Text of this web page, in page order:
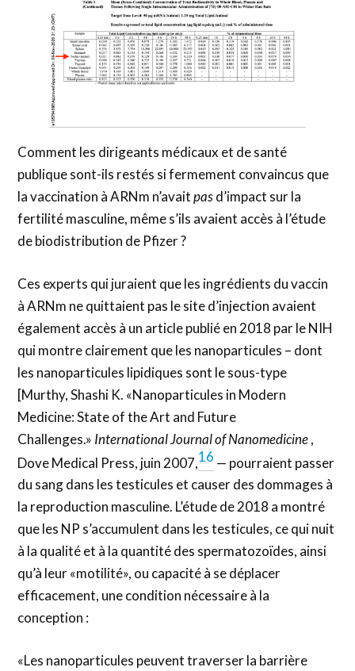
Comment les dirigeants médicaux et de santé
publique sont-ils restés si fermement convaincus que
la vaccination à ARNm n’avaitpasd’impact sur la
fertilité masculine, même s’ils avaient accès à l’étude
de biodistribution de Pfizer ?
Ces experts qui juraient que les ingrédients du vaccin
à ARNm ne quittaient pas le site d’injection avaient
également accès à un article publié en 2018 par le NIH
qui montre clairement que les nanoparticules – dont
les nanoparticules lipidiques sont le sous-type
[Murthy, Shashi K. «Nanoparticules in Modern
Medicine: State of the Art and Future
Challenges.» International Journal of Nanomedicine,
Dove Medical Press, juin 2007,16 — pourraient passer
du sang dans les testicules et causer des dommages à
la reproduction masculine. L’étude de 2018 a montré
que les NP s’accumulent dans les testicules, ce qui nuit
à la qualité et à la quantité des spermatozoïdes, ainsi
qu’à leur «motilité», ou capacité à se déplacer
efficacement, une condition nécessaire à la
conception :
«Les nanoparticules peuvent traverser la barrière